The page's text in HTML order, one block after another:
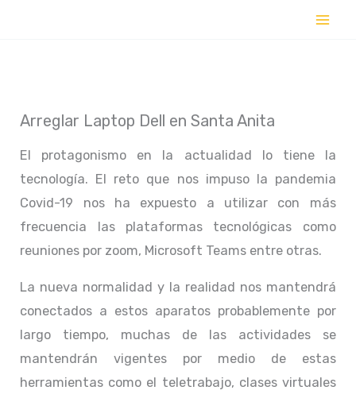
Arreglar Laptop Dell en Santa Anita
El protagonismo en la actualidad lo tiene la
tecnología. El reto que nos impuso la pandemia
Covid-19 nos ha expuesto a utilizar con más
frecuencia las plataformas tecnológicas como
reuniones por zoom, Microsoft Teams entre otras.
La nueva normalidad y la realidad nos mantendrá
conectados a estos aparatos probablemente por
largo tiempo, muchas de las actividades se
mantendrán vigentes por medio de estas
herramientas como el teletrabajo, clases virtuales